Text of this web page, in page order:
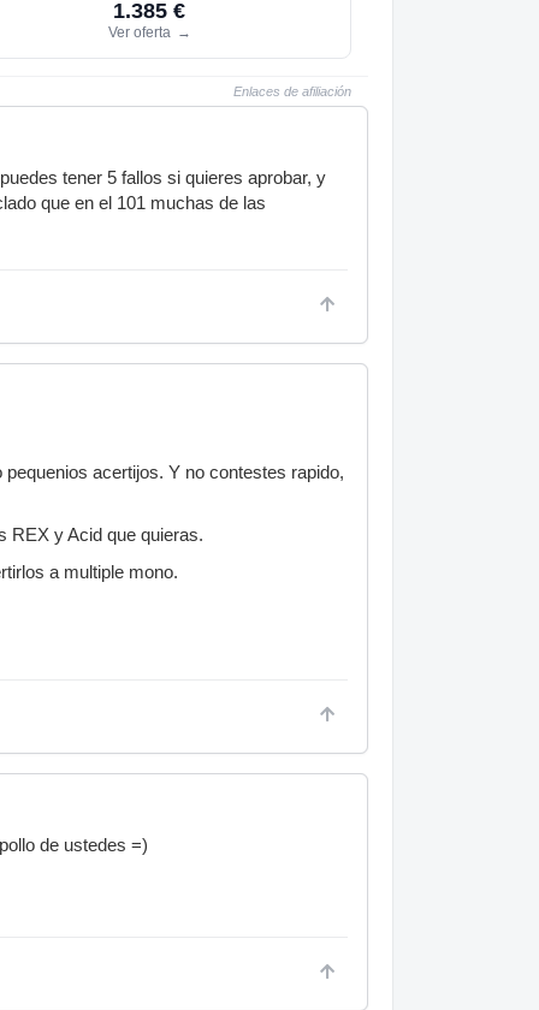
1.385 €
Ver oferta →
Enlaces de afiliación
tener 5 fallos si quieres aprobar, y
que en el 101 muchas de las
acertijos. Y no contestes rapido,
REX y Acid que quieras.
a multiple mono.
de ustedes =)